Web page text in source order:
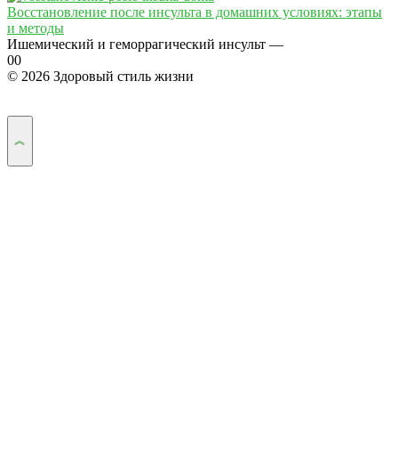
Восстановление после инсульта в домашних условиях: этапы
и методы
Ишемический и геморрагический инсульт —
00
© 2026 Здоровый стиль жизни